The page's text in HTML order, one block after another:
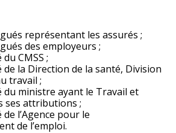
représentant les assurés ;
des employeurs ;
CMSS ;
de la Direction de la santé, Division
travail ;
du ministre ayant le Travail et
ses attributions ;
de l’Agence pour le
de l’emploi.